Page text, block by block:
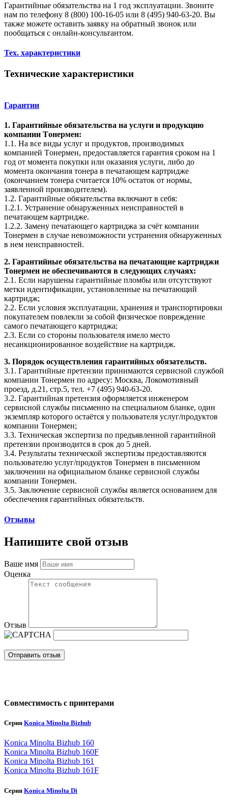
Гарантийные обязательства на 1 год эксплуатации. Звоните
нам по телефону 8 (800) 100-16-05 или 8 (495) 940-63-20. Вы
также можете оставить заявку на обратный звонок или
пообщаться с онлайн-консультантом.
Тех. характеристики
Технические характеристики
Гарантии
1. Гарантийные обязательства на услуги и продукцию
компании Tонермен:
1.1. На все виды услуг и продуктов, производимых
компанией Tонермен, предоставляется гарантия сроком на 1
год от момента покупки или оказания услуги, либо до
момента окончания тонера в печатающем картридже
(окончанием тонера считается 10% остаток от нормы,
заявленной производителем).
1.2. Гарантийные обязательства включают в себя:
1.2.1. Устранение обнаруженных неисправностей в
печатающем картридже.
1.2.2. Замену печатающего картриджа за счёт компании
Тонермен в случае невозможности устранения обнаруженных
в нем неисправностей.
2. Гарантийные обязательства на печатающие картриджи
Тонермен не обеспечиваются в следующих случаях:
2.1. Если нарушены гарантийные пломбы или отсутствуют
метки идентификации, установленные на печатающий
картридж;
2.2. Если условия эксплуатации, хранения и транспортировки
покупателем повлекли за собой физическое повреждение
самого печатающего картриджа;
2.3. Если со стороны пользователя имело место
несанкционированное воздействие на картридж.
3. Порядок осуществления гарантийных обязательств.
3.1. Гарантийные претензии принимаются сервисной службой
компании Тонермен по адресу: Москва, Локомотивный
проезд, д.21, стр.5, тел. +7 (495) 940-63-20.
3.2. Гарантийная претензия оформляется инженером
сервисной службы письменно на специальном бланке, один
экземпляр которого остаётся у пользователя услуг/продуктов
компании Тонермен;
3.3. Техническая экспертиза по предъявленной гарантийной
претензии производится в срок до 5 дней.
3.4. Результаты технической экспертизы предоставляются
пользователю услуг/продуктов Тонермен в письменном
заключении на официальном бланке сервисной службы
компании Тонермен.
3.5. Заключение сервисной службы является основанием для
обеспечения гарантийных обязательств.
Отзывы
Напишите свой отзыв
Ваше имя
Оценка
Отзыв
Отправить отзыв
Совместимость с принтерами
Серия Konica Minolta Bizhub
Konica Minolta Bizhub 160
Konica Minolta Bizhub 160F
Konica Minolta Bizhub 161
Konica Minolta Bizhub 161F
Серия Konica Minolta Di